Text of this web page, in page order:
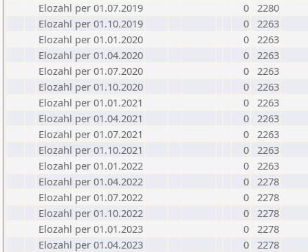
Elozahl per 01.07.2019
0 2280
Elozahl per 01.10.2019
0 2263
Elozahl per 01.01.2020
0 2263
Elozahl per 01.04.2020
0 2263
Elozahl per 01.07.2020
0 2263
Elozahl per 01.10.2020
0 2263
Elozahl per 01.01.2021
0 2263
Elozahl per 01.04.2021
0 2263
Elozahl per 01.07.2021
0 2263
Elozahl per 01.10.2021
0 2263
Elozahl per 01.01.2022
0 2263
Elozahl per 01.04.2022
0 2278
Elozahl per 01.07.2022
0 2278
Elozahl per 01.10.2022
0 2278
Elozahl per 01.01.2023
0 2278
Elozahl per 01.04.2023
0 2278